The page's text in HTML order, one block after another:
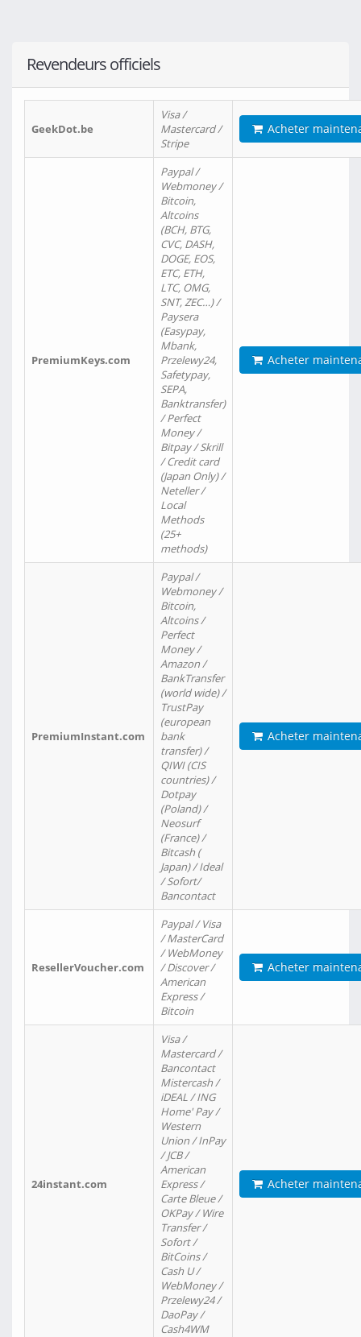
Revendeurs officiels
GeekDot.be
Visa /
Mastercard /
Stripe
Acheter
PremiumKeys.com
Paypal /
Webmoney /
Bitcoin,
Altcoins
(BCH, BTG,
CVC, DASH,
DOGE, EOS,
ETC, ETH,
LTC, OMG,
SNT, ZEC…) /
Paysera
(Easypay,
Mbank,
Przelewy24,
Safetypay,
SEPA,
Banktransfer)
/ Perfect
Money /
Bitpay / Skrill
/ Credit card
(Japan Only) /
Neteller /
Local
Methods
(25+
methods)
Acheter
PremiumInstant.com
Paypal /
Webmoney /
Bitcoin,
Altcoins /
Perfect
Money /
Amazon /
BankTransfer
(world wide) /
TrustPay
(european
bank
transfer) /
QIWI (CIS
countries) /
Dotpay
(Poland) /
Neosurf
(France) /
Bitcash (
Japan) / Ideal
/ Sofort/
Bancontact
Acheter
ResellerVoucher.com
Paypal / Visa
/ MasterCard
/ WebMoney
/ Discover /
American
Express /
Bitcoin
Acheter
24instant.com
Visa /
Mastercard /
Bancontact
Mistercash /
iDEAL / ING
Home' Pay /
Western
Union / InPay
/ JCB /
American
Express /
Carte Bleue /
OKPay / Wire
Transfer /
Sofort /
BitCoins /
Cash U /
WebMoney /
Przelewy24 /
DaoPay /
Cash4WM
Acheter